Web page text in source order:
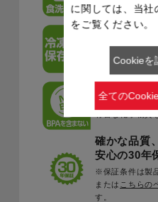
冷凍保存OK
BPAを含ま
確かな品質、
安心の30年
※保証条件は製
または こちらの
す。
に関しては、当社
をご覧ください。
Cookieを
全ての